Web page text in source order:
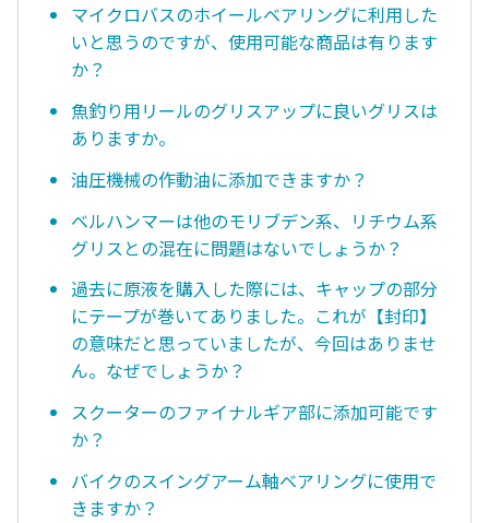
マイクロバスのホイールベアリングに利用した
いと思うのですが、使用可能な商品は有ります
か？
魚釣り用リールのグリスアップに良いグリスは
ありますか。
油圧機械の作動油に添加できますか？
ベルハンマーは他のモリブデン系、リチウム系
グリスとの混在に問題はないでしょうか？
過去に原液を購入した際には、キャップの部分
にテープが巻いてありました。これが【封印】
の意味だと思っていましたが、今回はありませ
ん。なぜでしょうか？
スクーターのファイナルギア部に添加可能です
か？
バイクのスイングアーム軸ベアリングに使用で
きますか？